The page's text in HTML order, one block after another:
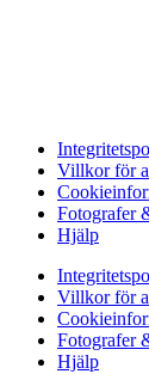
Villkor för
Fotografer
Hjälp
Villkor för
Fotografer
Hjälp